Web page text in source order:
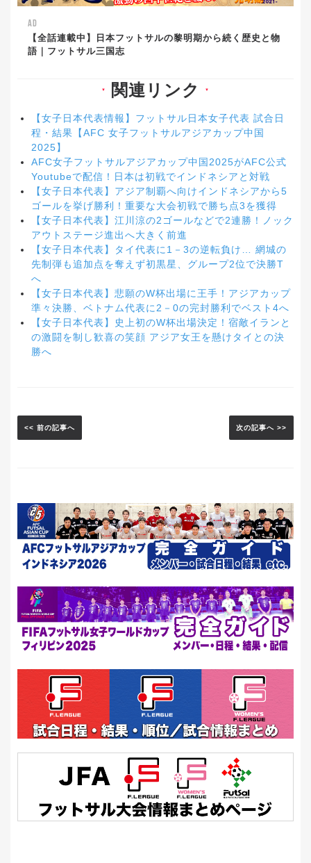
AD
【全話連載中】日本フットサルの黎明期から続く歴史と物
語｜フットサル三国志
▼ 関連リンク ▼
【女子日本代表情報】フットサル日本女子代表 試合日
程・結果【AFC 女子フットサルアジアカップ中国
2025】
AFC女子フットサルアジアカップ中国2025がAFC公式
Youtubeで配信！日本は初戦でインドネシアと対戦
【女子日本代表】アジア制覇へ向けインドネシアから5
ゴールを挙げ勝利！重要な大会初戦で勝ち点3を獲得
【女子日本代表】江川涼の2ゴールなどで2連勝！ノック
アウトステージ進出へ大きく前進
【女子日本代表】タイ代表に1－3の逆転負け… 網城の
先制弾も追加点を奪えず初黒星、グループ2位で決勝T
へ
【女子日本代表】悲願のW杯出場に王手！アジアカップ
準々決勝、ベトナム代表に2－0の完封勝利でベスト4へ
【女子日本代表】史上初のW杯出場決定！宿敵イランと
の激闘を制し歓喜の笑顔 アジア女王を懸けタイとの決
勝へ
<< 前の記事へ 次の記事へ >>